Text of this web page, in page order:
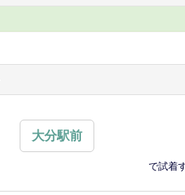
大分駅前
で試着